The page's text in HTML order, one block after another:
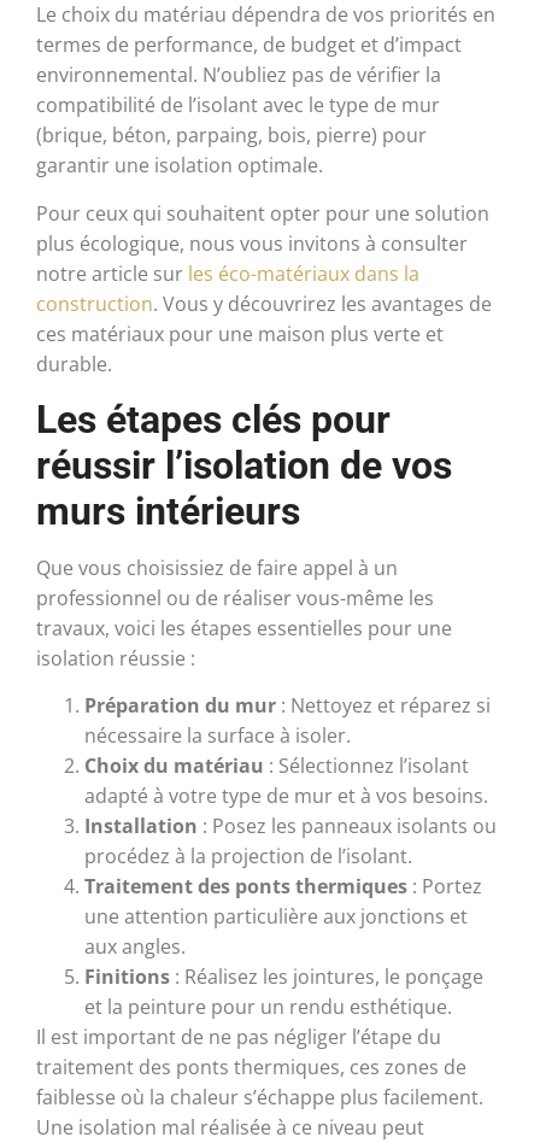
Le choix du matériau dépendra de vos priorités en
termes de performance, de budget et d’impact
environnemental. N’oubliez pas de vérifier la
compatibilité de l’isolant avec le type de mur
(brique, béton, parpaing, bois, pierre) pour
garantir une isolation optimale.
Pour ceux qui souhaitent opter pour une solution
plus écologique, nous vous invitons à consulter
notre article sur les éco-matériaux dans la
construction. Vous y découvrirez les avantages de
ces matériaux pour une maison plus verte et
durable.
Les étapes clés pour
réussir l’isolation de vos
murs intérieurs
Que vous choisissiez de faire appel à un
professionnel ou de réaliser vous-même les
travaux, voici les étapes essentielles pour une
isolation réussie :
Préparation du mur : Nettoyez et réparez si
nécessaire la surface à isoler.
Choix du matériau : Sélectionnez l’isolant
adapté à votre type de mur et à vos besoins.
Installation : Posez les panneaux isolants ou
procédez à la projection de l’isolant.
Traitement des ponts thermiques : Portez
une attention particulière aux jonctions et
aux angles.
Finitions : Réalisez les jointures, le ponçage
et la peinture pour un rendu esthétique.
Il est important de ne pas négliger l’étape du
traitement des ponts thermiques, ces zones de
faiblesse où la chaleur s’échappe plus facilement.
Une isolation mal réalisée à ce niveau peut